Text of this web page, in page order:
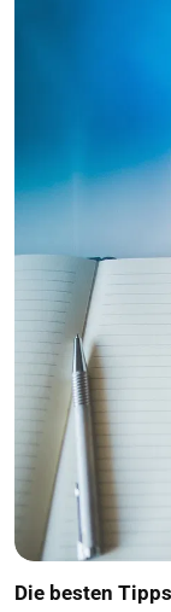
Die besten